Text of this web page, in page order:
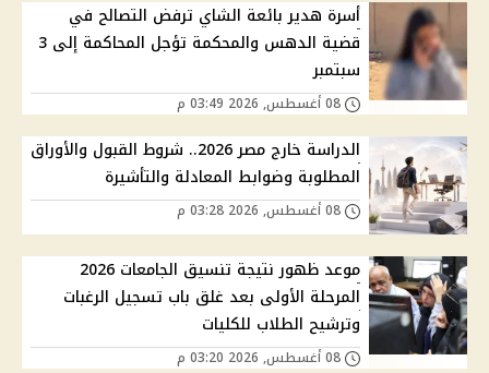
أسرة هدير بائعة الشاي ترفض التصالح في
قضية الدهس والمحكمة تؤجل المحاكمة إلى 3
سبتمبر
الدراسة خارج مصر 2026.. شروط القبول والأوراق
المطلوبة وضوابط المعادلة والتأشيرة
موعد ظهور نتيجة تنسيق الجامعات 2026
المرحلة الأولى بعد غلق باب تسجيل الرغبات
وترشيح الطلاب للكليات